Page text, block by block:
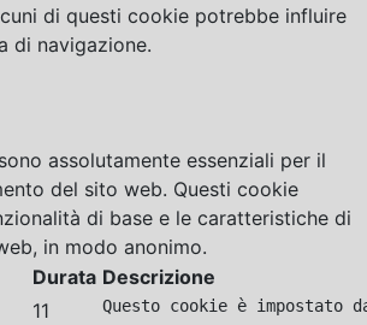
di questi cookie potrebbe influire
di navigazione.
assolutamente essenziali per il
del sito web. Questi cookie
di base e le caratteristiche di
in modo anonimo.
Durata Descrizione
11 Questo cookie è